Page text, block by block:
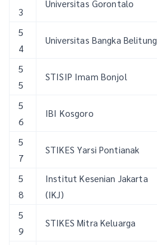
3
Universitas Gorontalo
5
4
Universitas Bangka Belitung
5
5
STISIP Imam Bonjol
5
6
IBI Kosgoro
5
7
STIKES Yarsi Pontianak
5
8
Institut Kesenian Jakarta
(IKJ)
5
9
STIKES Mitra Keluarga